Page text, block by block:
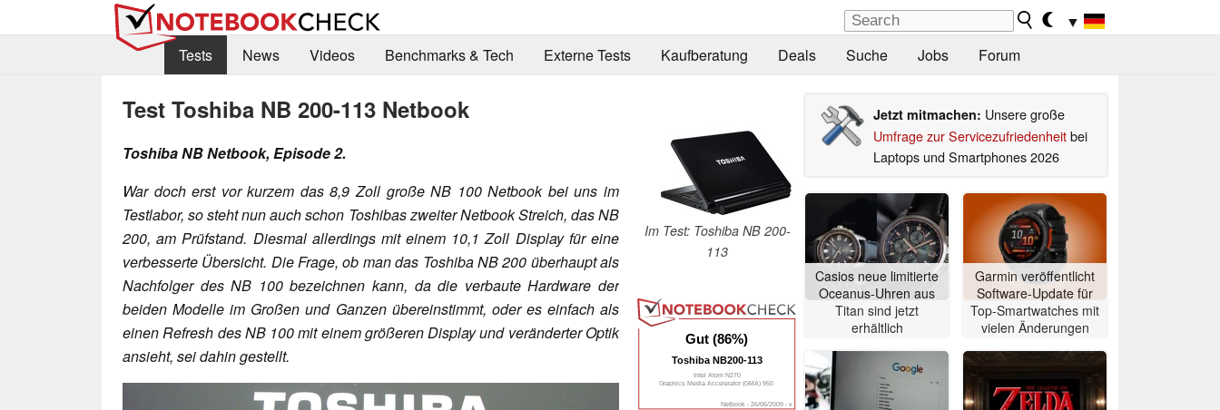
▼
Tests
News Videos Benchmarks & Tech Externe Tests Kaufberatung Deals Suche Jobs Forum
Test Toshiba NB 200-113 Netbook
Toshiba NB Netbook, Episode 2.
War doch erst vor kurzem das 8,9 Zoll große NB 100 Netbook bei uns im
Testlabor, so steht nun auch schon Toshibas zweiter Netbook Streich, das NB
200, am Prüfstand. Diesmal allerdings mit einem 10,1 Zoll Display für eine
verbesserte Übersicht. Die Frage, ob man das Toshiba NB 200 überhaupt als
Nachfolger des NB 100 bezeichnen kann, da die verbaute Hardware der
beiden Modelle im Großen und Ganzen übereinstimmt, oder es einfach als
einen Refresh des NB 100 mit einem größeren Display und veränderter Optik
ansieht, sei dahin gestellt.
Im Test: Toshiba NB 200-
113
Gut (86%)
Toshiba NB200-113
Intel Atom N270
Graphics Media Accelerator (GMA) 950
Netbook - 26/06/2009 - v
Jetzt mitmachen: Unsere große
Umfrage zur Servicezufriedenheitbei
Laptops und Smartphones 2026
Casios neue limitierte
Oceanus-Uhren aus
Titan sind jetzt
erhältlich
Garmin veröffentlicht
Software-Update für
Top-Smartwatches mit
vielen Änderungen